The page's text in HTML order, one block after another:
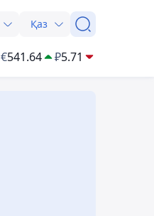
Қаз
€541.64 ₽5.71